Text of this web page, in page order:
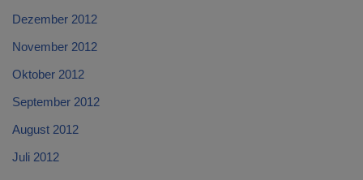
Dezember 2012
November 2012
Oktober 2012
September 2012
August 2012
Juli 2012